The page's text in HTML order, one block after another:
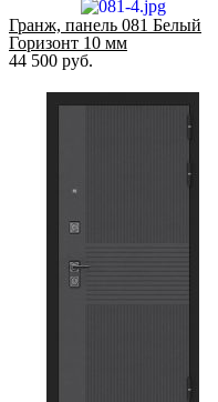
Гранж, панель 081 Белый
Горизонт 10 мм
44 500 руб.